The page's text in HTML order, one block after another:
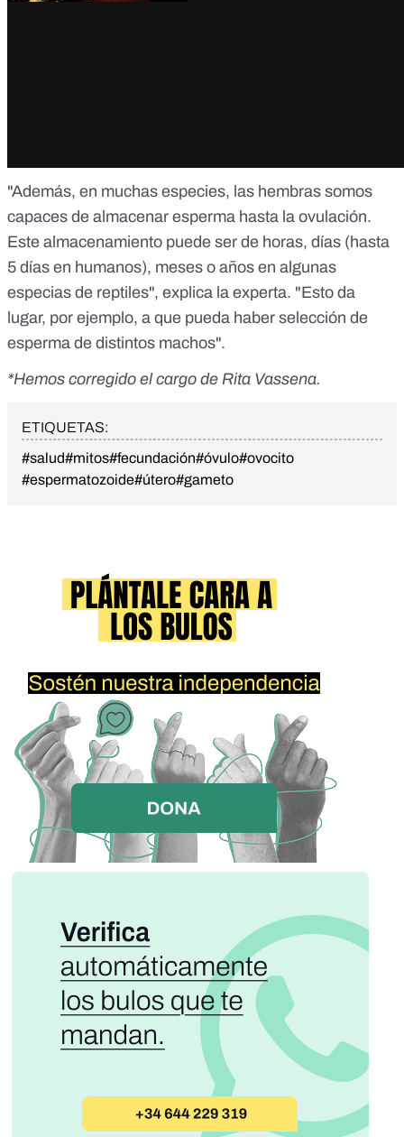
"Además, en muchas especies, las hembras somos
capaces de almacenar esperma hasta la ovulación.
Este almacenamiento puede ser de horas, días (hasta
5 días en humanos), meses o años en algunas
especias de reptiles", explica la experta. "Esto da
lugar, por ejemplo, a que pueda haber selección de
esperma de distintos machos".
*Hemos corregido el cargo de Rita Vassena.
ETIQUETAS:
#salud#mitos#fecundación#óvulo#ovocito
#espermatozoide#útero#gameto